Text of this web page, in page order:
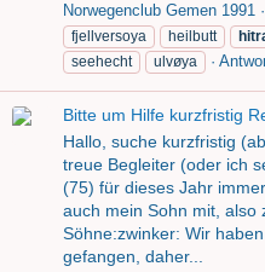
Norwegenclub Gemen 1991
fjellversoya
heilbutt
seehecht
ulvøya
Bitte um Hilfe kurzfristig
Hallo, suche kurzfristig
treue Begleiter (oder ich
(75) für dieses Jahr
auch mein Sohn mit, also
Söhne:zwinker: Wir
gefangen, daher...